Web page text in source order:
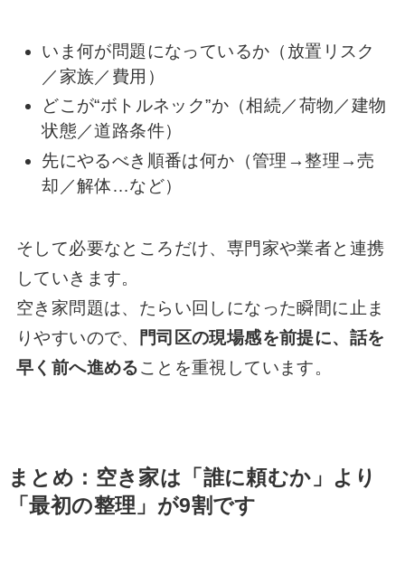
いま何が問題になっているか（放置リスク
／家族／費用）
どこが“ボトルネック”か（相続／荷物／建物
状態／道路条件）
先にやるべき順番は何か（管理→整理→売
却／解体…など）
そして必要なところだけ、専門家や業者と連携
していきます。
空き家問題は、たらい回しになった瞬間に止ま
りやすいので、
門司区の現場感を前提に、話を
早く前へ進めることを重視しています。
まとめ：空き家は「誰に頼むか」より
「最初の整理」が9割です